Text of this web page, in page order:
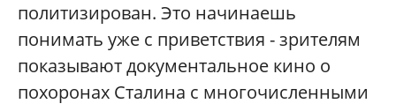
политизирован. Это начинаешь
понимать уже с приветствия - зрителям
показывают документальное кино о
похоронах Сталина с многочисленными